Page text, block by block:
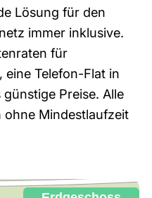
Lösung für den
immer inklusive.
für
Telefon-Flat in
Preise. Alle
ohne Mindestlaufzeit